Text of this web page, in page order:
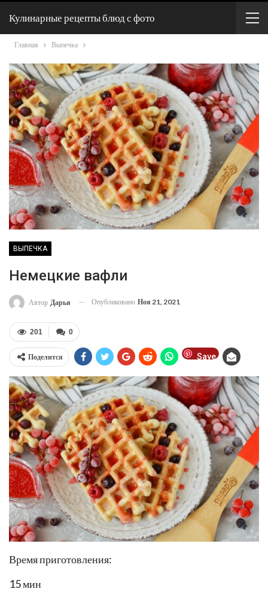
Кулинарные рецепты блюд с фото
Главная Выпечка
ВЫПЕЧКА
Немецкие вафли
Автор Дарья Опубликовано Ноя 21, 2021
0
201
Поделится Save
Время приготовления:
15 мин